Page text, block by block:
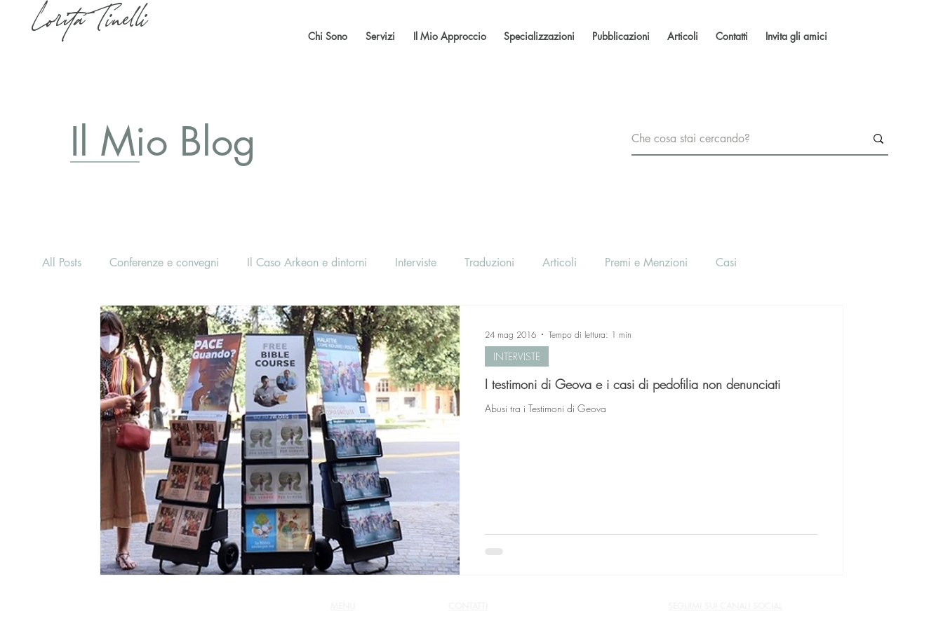
Lorita Tinelli Chi Sono Servizi Il Mio Approccio Specializzazioni Pubblicazioni Articoli Contatti Invita gli amici
Il Mio Blog
All Posts Conferenze e convegni Il Caso Arkeon e dintorni Interviste Traduzioni Articoli Premi e Menzioni Casi
Ripercussioni Articoli in inglese
I testimoni di Geova e i casi di pedofilia non denunciati
Abusi tra i Testimoni di Geova
INTERVISTE
24 mag 2016 Tempo di lettura: 1 min